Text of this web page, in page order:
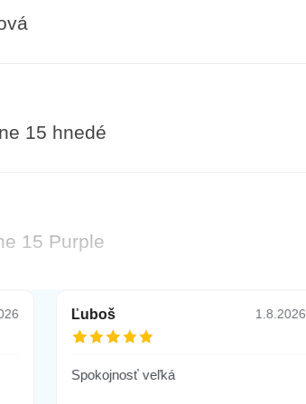
15 hnedé
15 Purple
15, čierne
Ľuboš 1.8.2026
Spokojnosť veľká